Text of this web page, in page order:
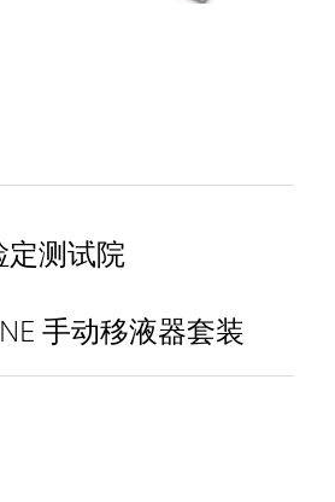
定测试院
手动移液器套装